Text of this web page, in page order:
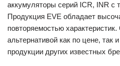
аккумуляторы серий ICR, INR с
Продукция EVE обладает
повторяемостью
альтернативой как по цене, так
продукции других известных